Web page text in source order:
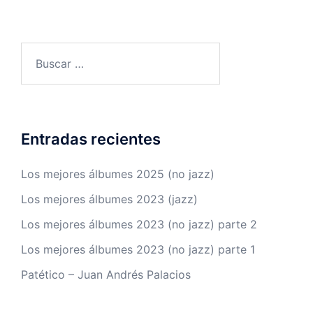
Entradas recientes
Los mejores álbumes 2025 (no jazz)
Los mejores álbumes 2023 (jazz)
Los mejores álbumes 2023 (no jazz) parte 2
Los mejores álbumes 2023 (no jazz) parte 1
Patético – Juan Andrés Palacios